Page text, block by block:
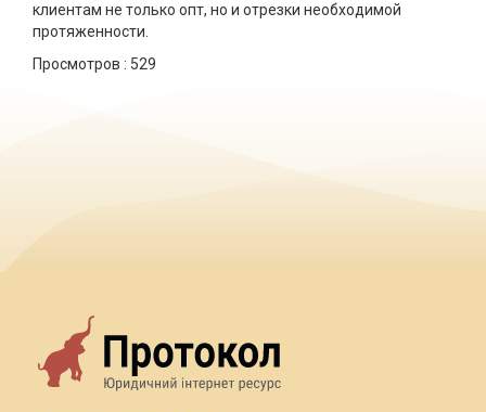
клиентам не только опт, но и отрезки необходимой
протяженности.
Просмотров : 529